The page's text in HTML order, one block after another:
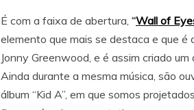
É com a faixa de abertura, “Wall of
elemento que mais se destaca e que
Jonny Greenwood, e é assim criado
Ainda durante a mesma música, são
álbum “Kid A”, em que somos